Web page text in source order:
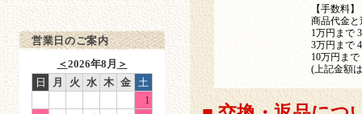
営業日のご案内
＜2026年8月 ＞
日
月 火 水 木 金
土
1
【手数料】
商品代金
1万円まで
3万円まで
10万円まで
(上記金額